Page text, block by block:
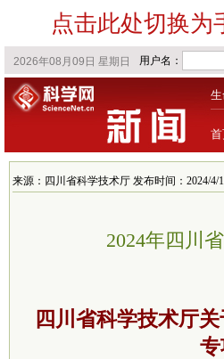
点击此处切换为
来源：四川省科学技术厅 发布时间：2024/4/
2024年四川
四川省科学技术厅